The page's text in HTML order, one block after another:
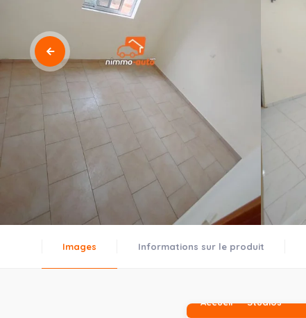
Images Informations sur le produit
Accueil Studios